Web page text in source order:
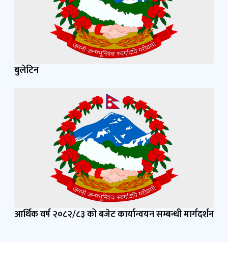
बुलेटिन
आर्थिक वर्ष २०८२/८३ को बजेट कार्यान्वयन सम्बन्धी मार्गदर्शन